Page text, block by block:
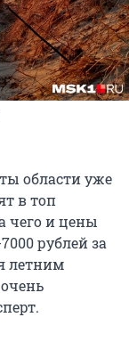
области уже
в топ
чего и цены
рублей за
летним